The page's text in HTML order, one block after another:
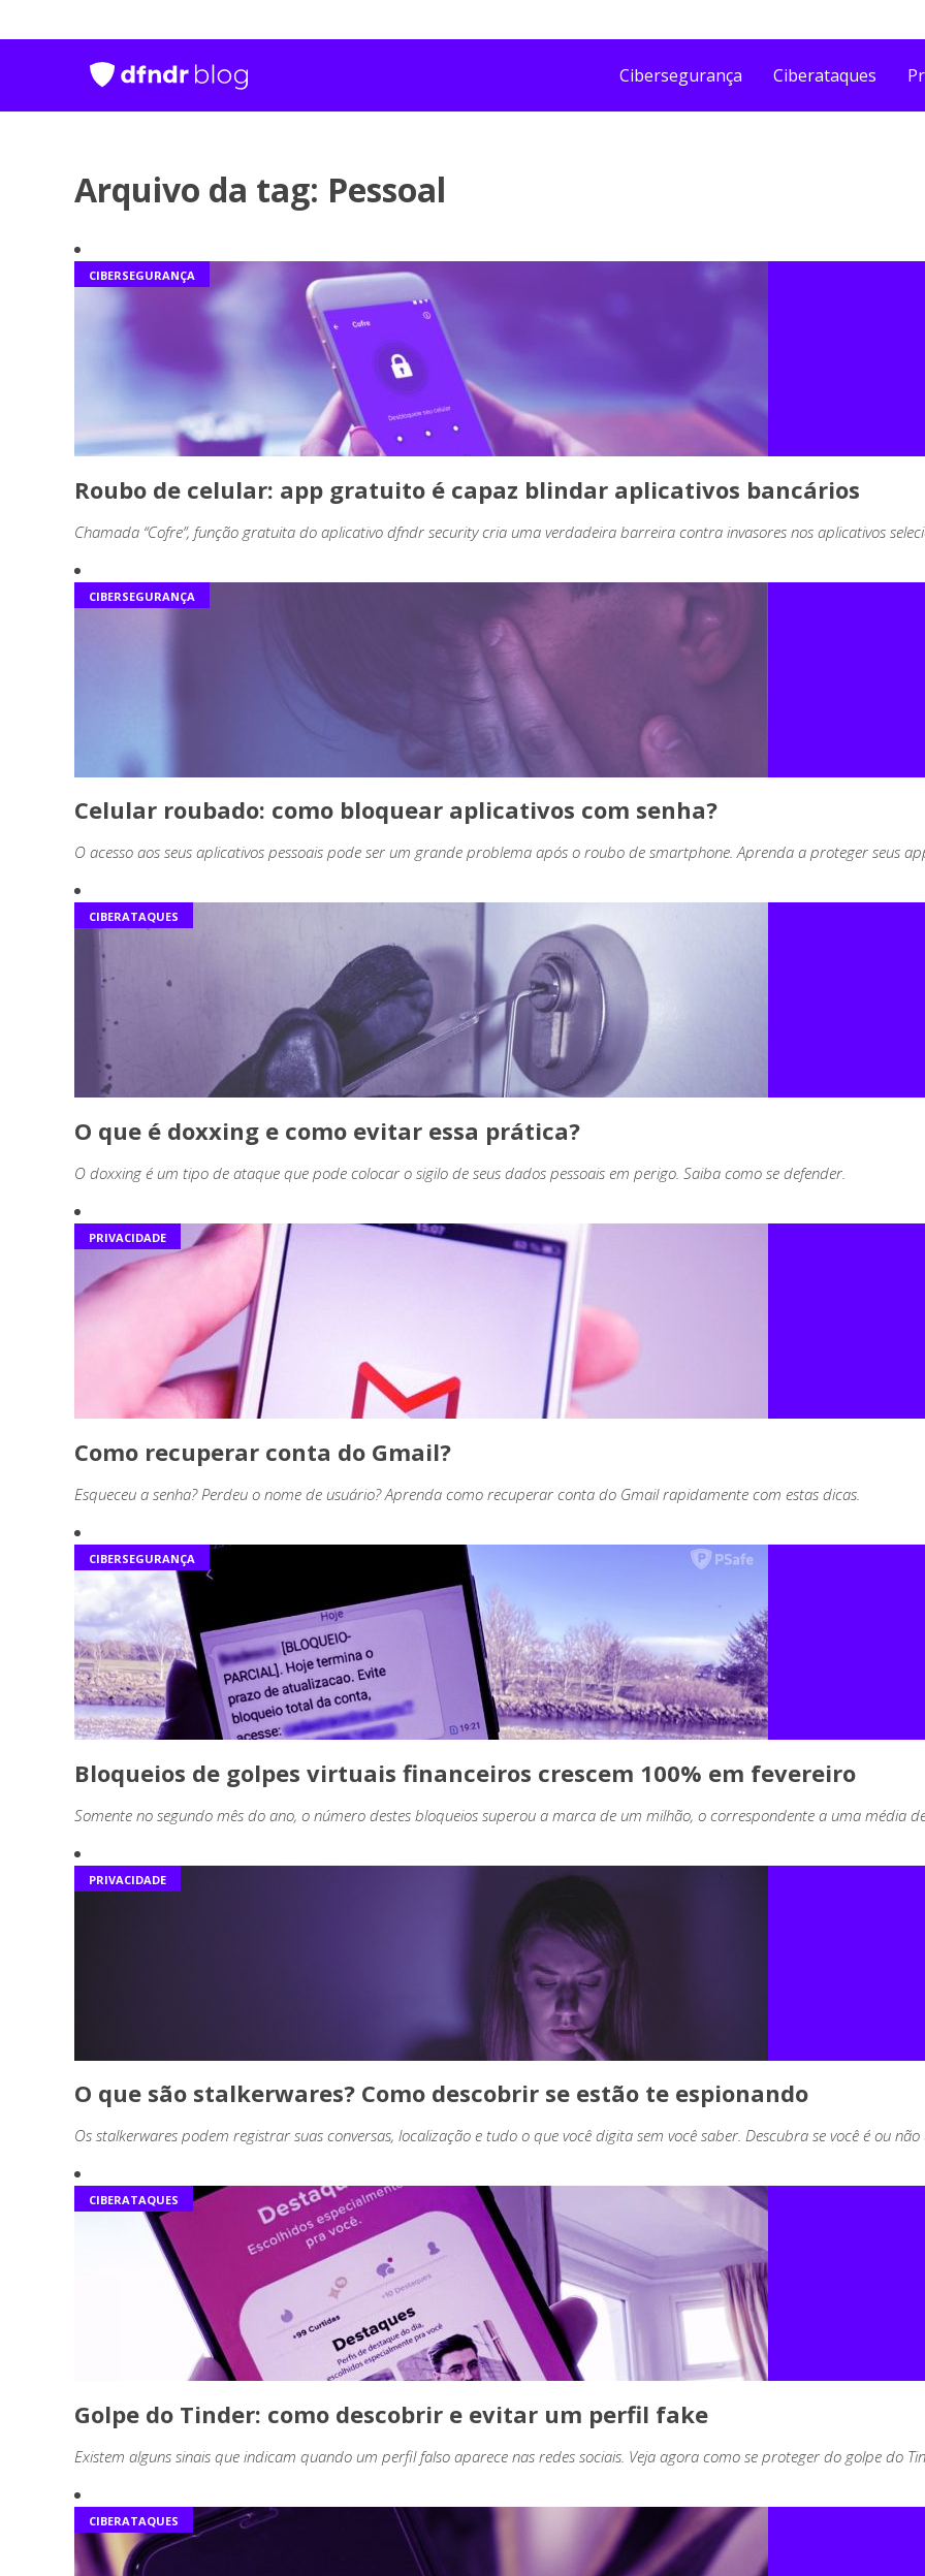
Cibersegurança Ciberataques
Arquivo da tag: Pessoal
CIBERSEGURANÇA
Roubo de celular: app gratuito é capaz blindar aplicativos bancários
Chamada “Cofre”, função gratuita do aplicativo dfndr security cria uma verdadeira barreira contra invasores nos aplicativos
CIBERSEGURANÇA
Celular roubado: como bloquear aplicativos com senha?
O acesso aos seus aplicativos pessoais pode ser um grande problema após o roubo de smartphone. Aprenda a proteger seus
CIBERATAQUES
O que é doxxing e como evitar essa prática?
O doxxing é um tipo de ataque que pode colocar o sigilo de seus dados pessoais em perigo. Saiba como se defender.
PRIVACIDADE
Como recuperar conta do Gmail?
Esqueceu a senha? Perdeu o nome de usuário? Aprenda como recuperar conta do Gmail rapidamente com estas dicas.
CIBERSEGURANÇA
Bloqueios de golpes virtuais financeiros crescem 100% em fevereiro
Somente no segundo mês do ano, o número destes bloqueios superou a marca de um milhão, o correspondente a uma média
PRIVACIDADE
O que são stalkerwares? Como descobrir se estão te espionando
Os stalkerwares podem registrar suas conversas, localização e tudo o que você digita sem você saber. Descubra se você é ou
CIBERATAQUES
Golpe do Tinder: como descobrir e evitar um perfil fake
Existem alguns sinais que indicam quando um perfil falso aparece nas redes sociais. Veja agora como se proteger do golpe do
CIBERATAQUES